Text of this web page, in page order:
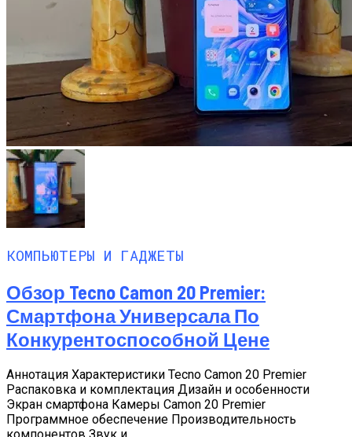
КОМПЬЮТЕРЫ И ГАДЖЕТЫ
Обзор Tecno Camon 20 Premier:
Смартфона Универсала По
Конкурентоспособной Цене
Аннотация Характеристики Tecno Camon 20 Premier
Распаковка и комплектация Дизайн и особенности
Экран смартфона Камеры Camon 20 Premier
Программное обеспечение Производительность